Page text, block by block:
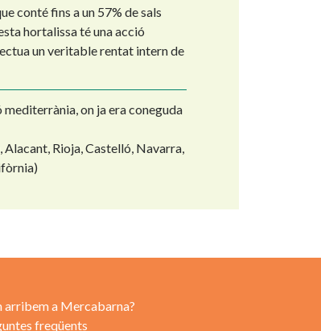
conté fins a un 57% de sals
hortalissa té una acció
un veritable rentat intern de
on ja era coneguda
Rioja, Castelló, Navarra,
arribem a Mercabarna?
freqüents